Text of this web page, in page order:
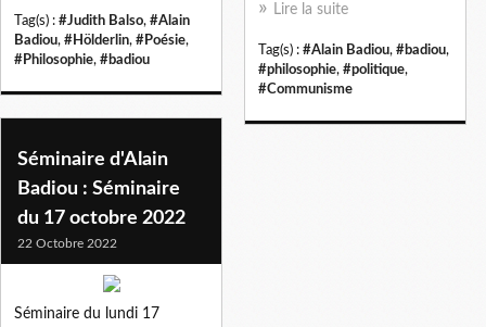
Tag(s) : #Judith Balso, #Alain
Badiou, #Hölderlin, #Poésie,
#Philosophie, #badiou
Lire la suite
Tag(s) : #Alain Badiou, #badiou,
#philosophie, #politique,
#Communisme
Séminaire d'Alain
Badiou : Séminaire
du 17 octobre 2022
22 Octobre 2022
Séminaire du lundi 17